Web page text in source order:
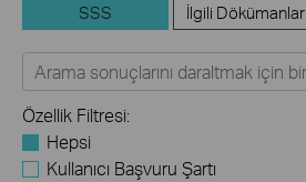
SSS İlgili Dökümanlar
Özellik Filtresi:
Hepsi
Kullanıcı Başvuru Şartı